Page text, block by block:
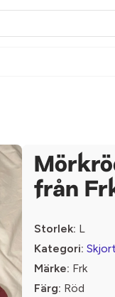
från
Storlek: L
Kategori:
Märke: Frk
Färg: Röd